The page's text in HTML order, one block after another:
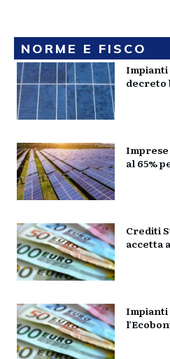
NORME E FISCO
decreto
al 65%
Crediti
accetta
Impianti